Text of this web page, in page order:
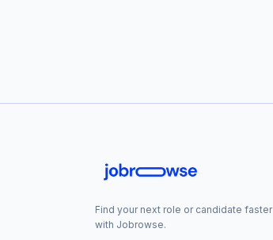
Find your next role or candidate faster
with Jobrowse.